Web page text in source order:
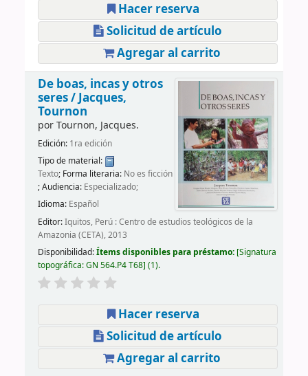
Hacer reserva
Solicitud de artículo
Agregar al carrito
De boas, incas y otros
seres /Jacques,
Tournon
porTournon, Jacques.
Edición: 1ra edición
Tipo de material:
Texto; Forma literaria: No es ficción
; Audiencia: Especializado;
Idioma: Español
Editor:Iquitos, Perú : Centro de estudios teológicos de la
Amazonia (CETA), 2013
Disponibilidad:Ítems disponibles para préstamo: Signatura
topográfica:GN 564.P4 T68 (1).
Hacer reserva
Solicitud de artículo
Agregar al carrito